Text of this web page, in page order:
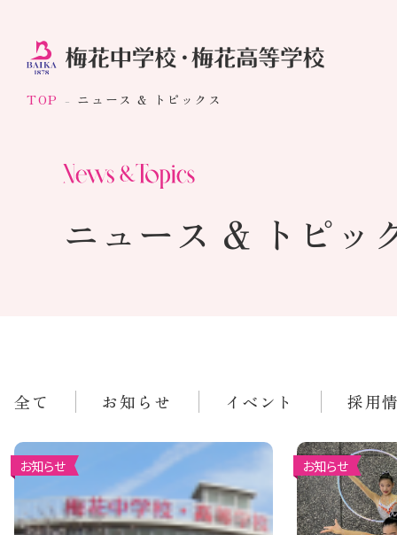
TOP ニュース & トピックス
ニュース & トピッ
全て お知らせ イベント 採用
お知らせ お知らせ